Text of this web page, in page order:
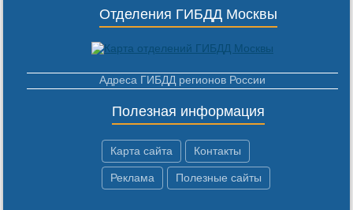
Отделения ГИБДД Москвы
Адреса ГИБДД регионов России
Полезная информация
Карта сайта Контакты
Реклама Полезные сайты